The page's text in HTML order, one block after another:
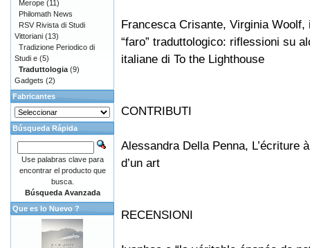
Francesca Crisante, Virginia Woolf,
“faro” traduttologico: riflessioni su
italiane di To the Lighthouse
CONTRIBUTI
Alessandra Della Penna, L’écriture
d’un art
RECENSIONI
Merope (11)
Philomath News
RSV Rivista di Studi
Vittoriani (13)
Tradizione Periodico di
Studi e (5)
Traduttologia (9)
Gadgets (2)
Fabricantes
Búsqueda Rápida
Use palabras clave para
encontrar el producto que
busca.
Búsqueda Avanzada
Que es lo Nuevo ?